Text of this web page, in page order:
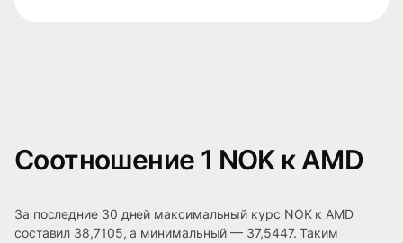
Соотношение 1 NOK к AMD
За последние 30 дней максимальный курс NOK к AMD
составил 38,7105, а минимальный — 37,5447. Таким